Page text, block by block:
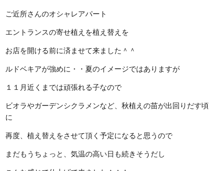
ご近所さんのオシャレアパート
エントランスの寄せ植えを植え替えを
お店を開ける前に済ませて来ました＾＾
ルドベキアが強めに・・夏のイメージではありますが
１１月近くまでは頑張れる子なので
ビオラやガーデンシクラメンなど、秋植えの苗が出回りだす頃
に
再度、植え替えをさせて頂く予定になると思うので
まだもうちょっと、気温の高い日も続きそうだし